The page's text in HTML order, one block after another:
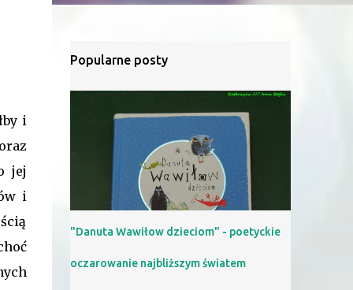
i
jej
i
Popularne posty
"Danuta Wawiłow dzieciom" - poetyckie
oczarowanie najbliższym światem